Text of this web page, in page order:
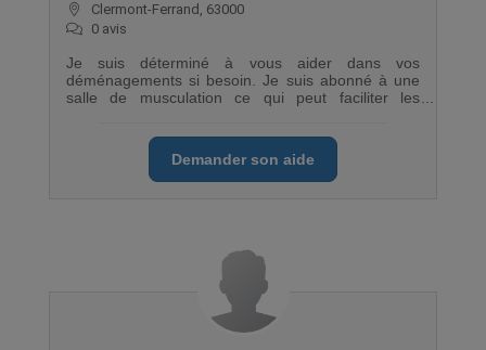
Clermont-Ferrand, 63000
0 avis
Je suis déterminé à vous aider dans vos
déménagements si besoin. Je suis abonné à une
salle de musculation ce qui peut faciliter les
Demander son aide